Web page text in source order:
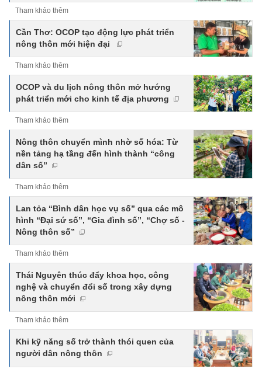
Tham khảo thêm
Cần Thơ: OCOP tạo động lực phát triển
nông thôn mới hiện đại
Tham khảo thêm
OCOP và du lịch nông thôn mở hướng
phát triển mới cho kinh tế địa phương
Tham khảo thêm
Nông thôn chuyển mình nhờ số hóa: Từ
nền tảng hạ tầng đến hình thành “công
dân số”
Tham khảo thêm
Lan tỏa “Bình dân học vụ số” qua các mô
hình “Đại sứ số”, “Gia đình số”, “Chợ số -
Nông thôn số”
Tham khảo thêm
Thái Nguyên thúc đẩy khoa học, công
nghệ và chuyển đổi số trong xây dựng
nông thôn mới
Tham khảo thêm
Khi kỹ năng số trở thành thói quen của
người dân nông thôn